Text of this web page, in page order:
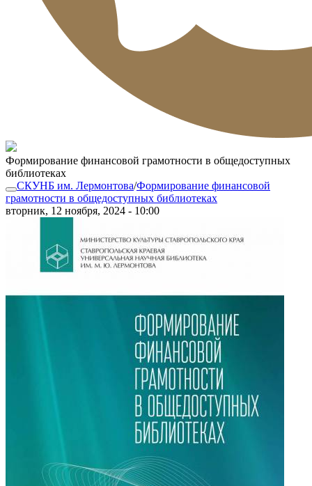
Формирование финансовой грамотности в общедоступных
библиотеках
СКУНБ им. Лермонтова/Формирование финансовой
грамотности в общедоступных библиотеках
вторник, 12 ноября, 2024 - 10:00